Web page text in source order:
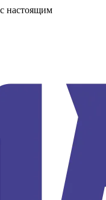
настоящим